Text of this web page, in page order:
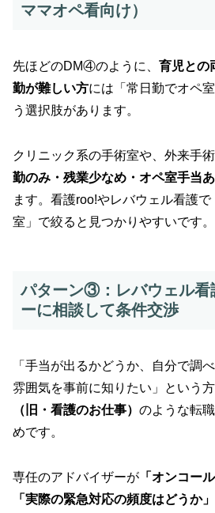
ママオペ看向け）
先ほどのDM④のように、 育児との
勤が難しい方には「常日勤でオペ
う選択肢があります。
クリニック系の手術室や、外来手
勤のみ・残業少なめ・オペ室手当あ
ます。看護roo!やレバウェル看護
室」で絞ると見つかりやすいです。
パターン③：レバウェル看
ーに相談して条件交渉
「手当が出るかどうか、自分で調
雰囲気を事前に知りたい」という方
（旧・看護のお仕事） のような転
めです。
専任のアドバイザーが 「オンコー
「実際の緊急対応の頻度はどうか」